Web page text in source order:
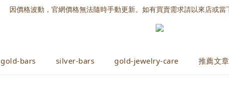
因價格波動，官網價格無法隨時手動更新。如有買賣需求請以來店或當
gold-bars silver-bars gold-jewelry-care 推薦文章